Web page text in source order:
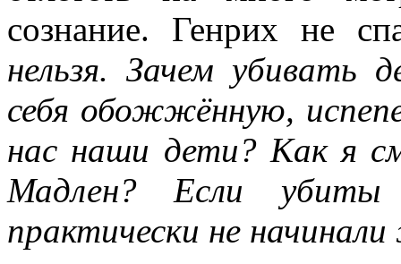
сознание. Генрих не
нельзя. Зачем убивать
себя обожжённую,
нас наши дети? Как я
Мадлен? Если убиты
практически не